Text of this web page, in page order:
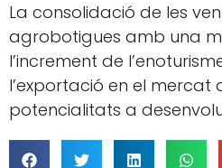
La consolidació de les
agrobotigues amb una
l’increment de
l’exportació en el mercat
potencialitats a